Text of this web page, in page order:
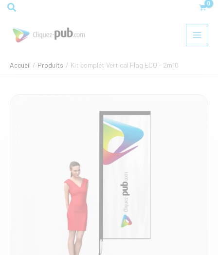
Aller
contenu
Rechercher
Accueil Produits Kit complet Vertical Flag ECO – 2m10